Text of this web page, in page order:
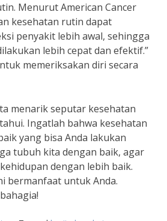
Menurut American Cancer
kesehatan rutin dapat
penyakit lebih awal, sehingga
lebih cepat dan efektif.”
memeriksakan diri secara
menarik seputar kesehatan
Ingatlah bahwa kesehatan
yang bisa Anda lakukan
tubuh kita dengan baik, agar
dengan lebih baik.
bermanfaat untuk Anda.